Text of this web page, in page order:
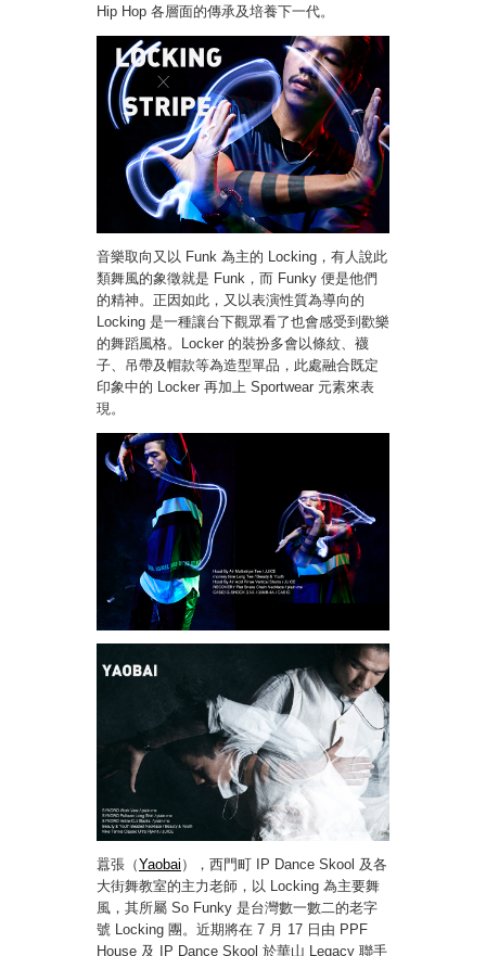
Hip Hop 各層面的傳承及培養下一代。
音樂取向又以 Funk 為主的 Locking，有人說此
類舞風的象徵就是 Funk，而 Funky 便是他們
的精神。正因如此，又以表演性質為導向的
Locking 是一種讓台下觀眾看了也會感受到歡樂
的舞蹈風格。Locker 的裝扮多會以條紋、襪
子、吊帶及帽款等為造型單品，此處融合既定
印象中的 Locker 再加上 Sportwear 元素來表
現。
囂張（Yaobai ），西門町 IP Dance Skool 及各
大街舞教室的主力老師，以 Locking 為主要舞
風，其所屬 So Funky 是台灣數一數二的老字
號 Locking 團。近期將在 7 月 17 日由 PPF
House 及 IP Dance Skool 於華山 Legacy 聯手